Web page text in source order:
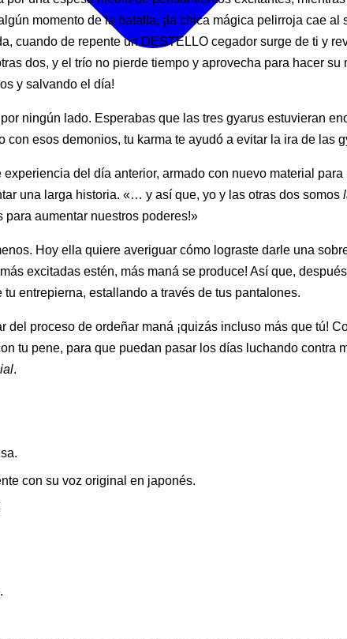
momento de la batalla, ¡la chica mágica pelirroja cae al
cuando de repente un DESTELLO cegador surge de ti y
dos, y el trío no pierde tiempo y aprovecha para hacer
y salvando el día!
ningún lado. Esperabas que las tres gyarus estuvieran
con esos demonios, tu karma te ayudó a evitar la ira de las
del día anterior, armado con nuevo material
una larga historia. «… y así que, yo y las otras dos somos
aumentar nuestros poderes!»
Hoy ella quiere averiguar cómo lograste darle una
excitadas estén, más maná se produce! Así que,
entrepierna, estallando a través de tus pantalones.
del proceso de ordeñar maná ¡quizás incluso más que tú!
tu pene, para que puedan pasar los días luchando contra
.
con su voz original en japonés.